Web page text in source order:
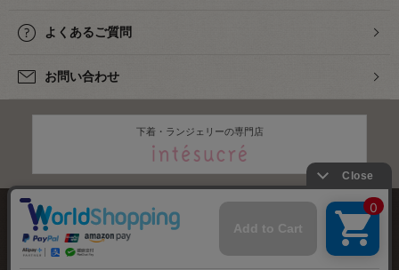
よくあるご質問
お問い合わせ
下着・ランジェリーの専門店
株式会社オカダヤ
特定商取引法に基づく表記 プライバシーポリシー サイトマップ